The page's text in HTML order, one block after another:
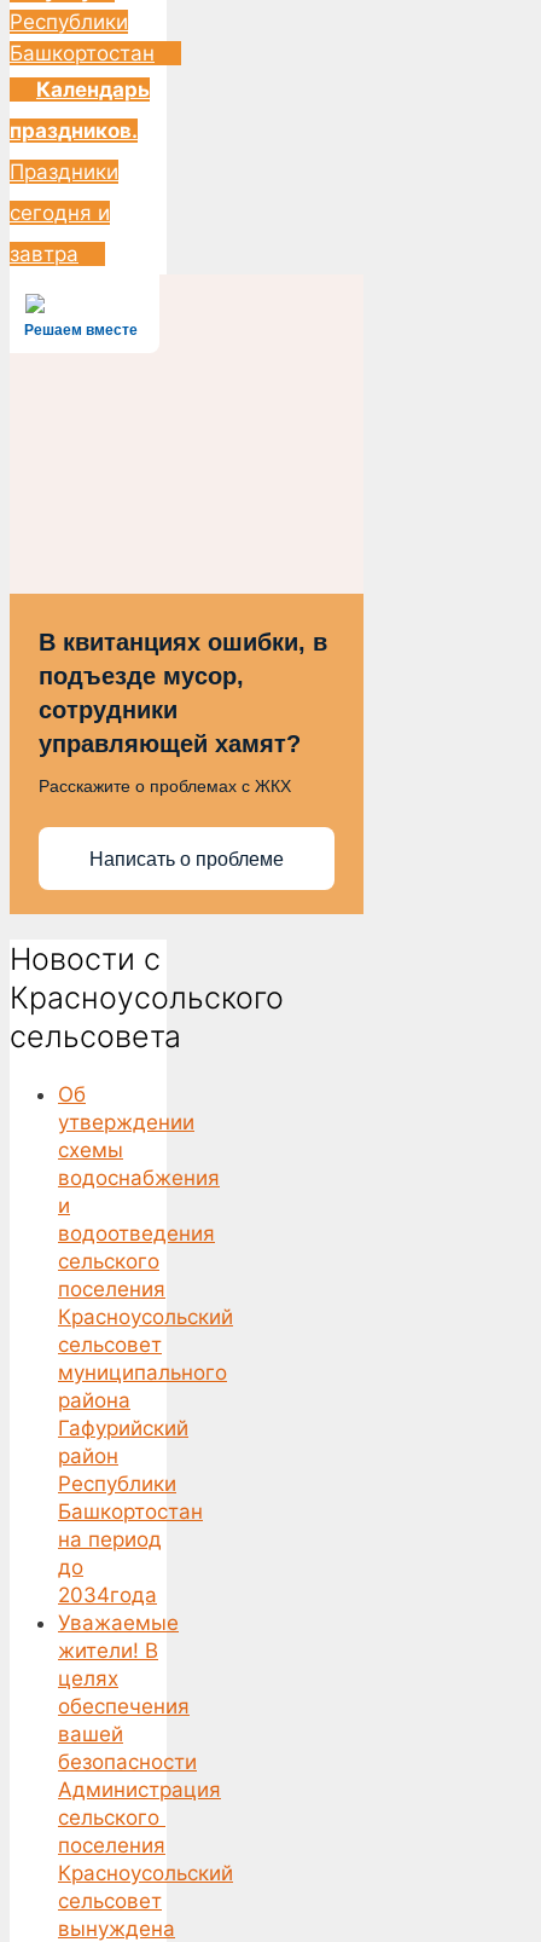
Республики
Башкортостан
Календарь
праздников.
Праздники
сегодня и
завтра
Решаем вместе
В квитанциях ошибки, в
подъезде мусор,
сотрудники
управляющей хамят?
Расскажите о проблемах с ЖКХ
Написать о проблеме
Новости с
Красноусольского
сельсовета
Об
утверждении
схемы
водоснабжения
и
водоотведения
сельского
поселения
Красноусольский
сельсовет
муниципального
района
Гафурийский
район
Республики
Башкортостан
на период
до
2034года
Уважаемые
жители! В
целях
обеспечения
вашей
безопасности
Администрация
сельского
поселения
Красноусольский
сельсовет
вынуждена